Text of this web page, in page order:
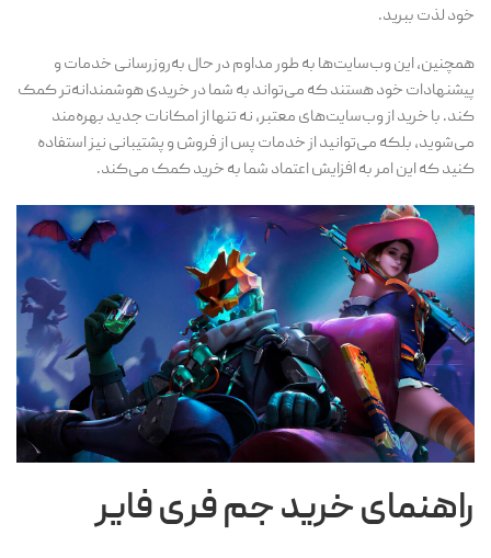
خود لذت ببرید.
همچنین، این وب‌سایت‌ها به طور مداوم در حال به‌روزرسانی خدمات و
پیشنهادات خود هستند که می‌تواند به شما در خریدی هوشمندانه‌تر کمک
کند. با خرید از وب‌سایت‌های معتبر، نه تنها از امکانات جدید بهره‌مند
می‌شوید، بلکه می‌توانید از خدمات پس از فروش و پشتیبانی نیز استفاده
کنید که این امر به افزایش اعتماد شما به خرید کمک می‌کند.
راهنمای خرید جم فری فایر